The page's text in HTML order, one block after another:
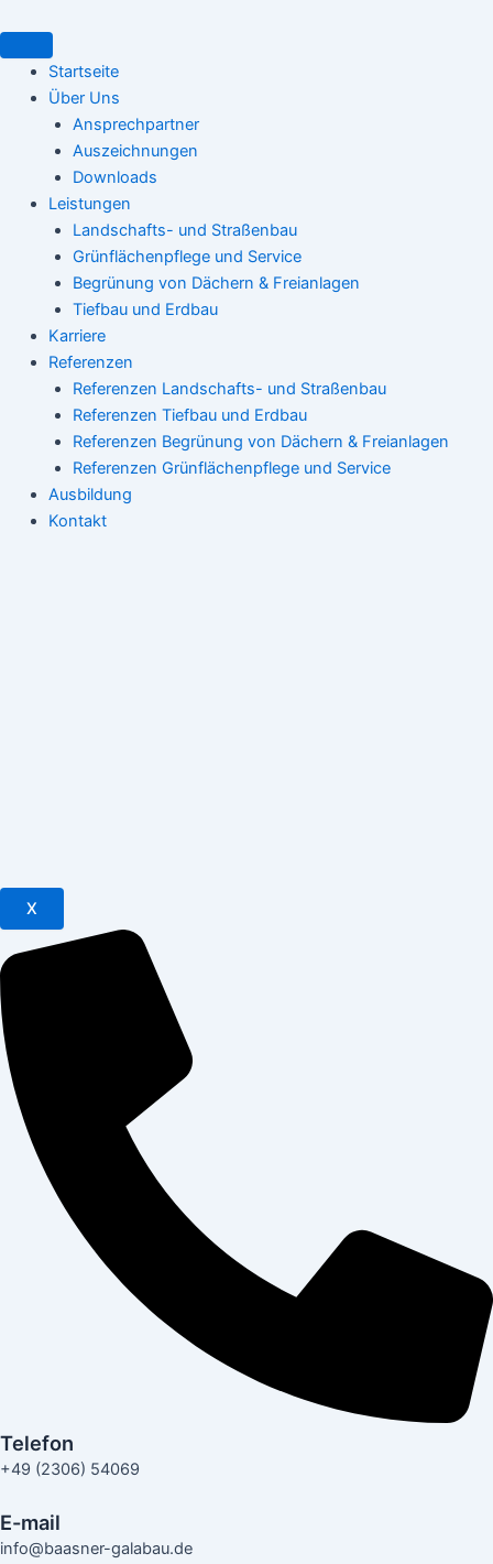
Inhalt
springenStartseite
Über Uns
Ansprechpartner
Auszeichnungen
Downloads
Leistungen
Landschafts- und Straßenbau
Grünflächenpflege und Service
Begrünung von Dächern & Freianlagen
Tiefbau und Erdbau
Karriere
Referenzen
Referenzen Landschafts- und Straßenbau
Referenzen Tiefbau und Erdbau
Referenzen Begrünung von Dächern & Freianlagen
Referenzen Grünflächenpflege und Service
Ausbildung
Kontakt
X
Telefon
+49 (2306) 54069
E-mail
info@baasner-galabau.de
nach: